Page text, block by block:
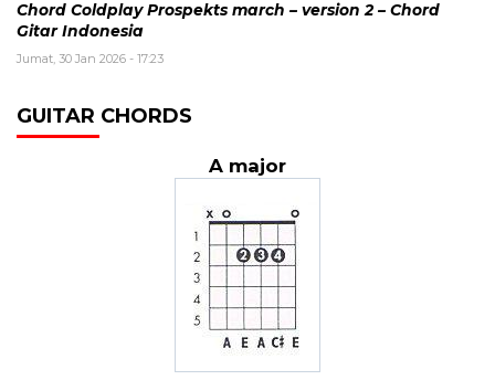
Chord Coldplay Prospekts march – version 2 – Chord
Gitar Indonesia
Jumat, 30 Jan 2026 - 17:23
GUITAR CHORDS
A major